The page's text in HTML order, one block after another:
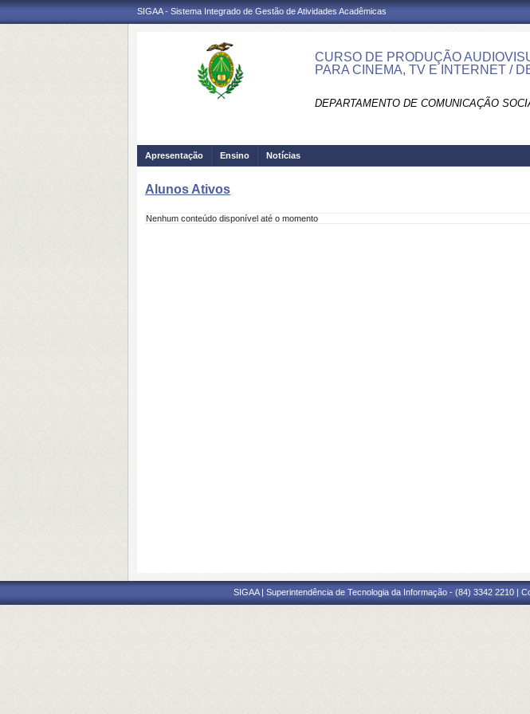
SIGAA - Sistema Integrado de Gestão de Atividades Acadêmicas
CURSO DE PRODUÇÃO
PARA CINEMA, TV E INTERNET /
DEPARTAMENTO DE COMUNICAÇÃO
Apresentação Ensino Notícias
Alunos Ativos
Nenhum conteúdo disponível até o momento
SIGAA | Superintendência de Tecnologia da Informação - (84) 3342 2210 |